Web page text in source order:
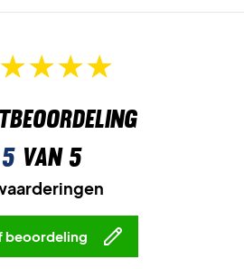
5van 5
beoordeling